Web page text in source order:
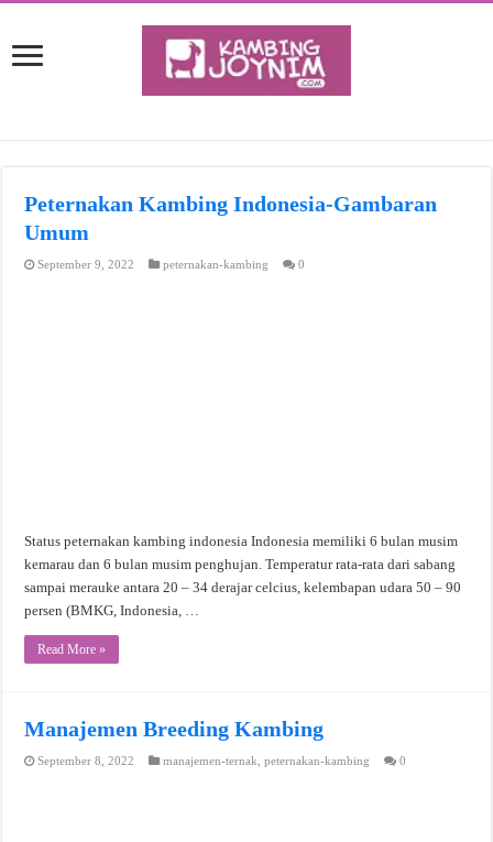
Peternakan Kambing Indonesia-Gambaran
Umum
September 9, 2022 peternakan-kambing 0
Status peternakan kambing indonesia Indonesia memiliki 6 bulan musim
kemarau dan 6 bulan musim penghujan. Temperatur rata-rata dari sabang
sampai merauke antara 20 – 34 derajar celcius, kelembapan udara 50 – 90
persen (BMKG, Indonesia, …
Read More »
Manajemen Breeding Kambing
September 8, 2022 manajemen-ternak ,peternakan-kambing 0